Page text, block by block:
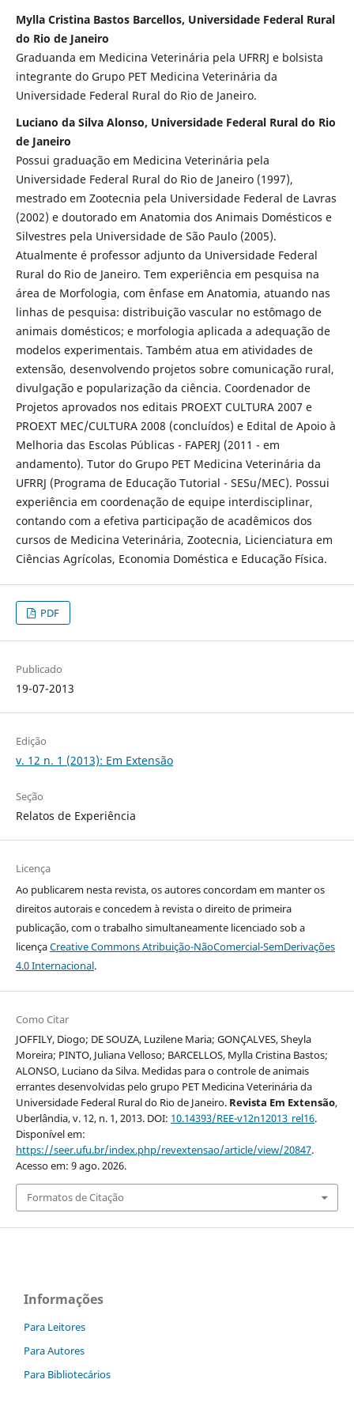
Mylla Cristina Bastos Barcellos, Universidade Federal Rural
do Rio de Janeiro
Graduanda em Medicina Veterinária pela UFRRJ e bolsista
integrante do Grupo PET Medicina Veterinária da
Universidade Federal Rural do Rio de Janeiro.
Luciano da Silva Alonso, Universidade Federal Rural do Rio
de Janeiro
Possui graduação em Medicina Veterinária pela
Universidade Federal Rural do Rio de Janeiro (1997),
mestrado em Zootecnia pela Universidade Federal de Lavras
(2002) e doutorado em Anatomia dos Animais Domésticos e
Silvestres pela Universidade de São Paulo (2005).
Atualmente é professor adjunto da Universidade Federal
Rural do Rio de Janeiro. Tem experiência em pesquisa na
área de Morfologia, com ênfase em Anatomia, atuando nas
linhas de pesquisa: distribuição vascular no estômago de
animais domésticos; e morfologia aplicada a adequação de
modelos experimentais. Também atua em atividades de
extensão, desenvolvendo projetos sobre comunicação rural,
divulgação e popularização da ciência. Coordenador de
Projetos aprovados nos editais PROEXT CULTURA 2007 e
PROEXT MEC/CULTURA 2008 (concluídos) e Edital de Apoio à
Melhoria das Escolas Públicas - FAPERJ (2011 - em
andamento). Tutor do Grupo PET Medicina Veterinária da
UFRRJ (Programa de Educação Tutorial - SESu/MEC). Possui
experiência em coordenação de equipe interdisciplinar,
contando com a efetiva participação de acadêmicos dos
cursos de Medicina Veterinária, Zootecnia, Licienciatura em
Ciências Agrícolas, Economia Doméstica e Educação Física.
PDF
Publicado
19-07-2013
Edição
v. 12 n. 1 (2013): Em Extensão
Seção
Relatos de Experiência
Licença
Ao publicarem nesta revista, os autores concordam em manter os
direitos autorais e concedem à revista o direito de primeira
publicação, com o trabalho simultaneamente licenciado sob a
licençaCreative Commons Atribuição-NãoComercial-SemDerivações
4.0 Internacional.
Como Citar
JOFFILY, Diogo; DE SOUZA, Luzilene Maria; GONÇALVES, Sheyla
Moreira; PINTO, Juliana Velloso; BARCELLOS, Mylla Cristina Bastos;
ALONSO, Luciano da Silva. Medidas para o controle de animais
errantes desenvolvidas pelo grupo PET Medicina Veterinária da
Universidade Federal Rural do Rio de Janeiro. Revista Em Extensão,
Uberlândia, v. 12, n. 1, 2013. DOI: 10.14393/REE-v12n12013_rel16.
Disponível em:
https://seer.ufu.br/index.php/revextensao/article/view/20847.
Acesso em: 9 ago. 2026.
Formatos de Citação
Informações
Para Leitores
Para Autores
Para Bibliotecários